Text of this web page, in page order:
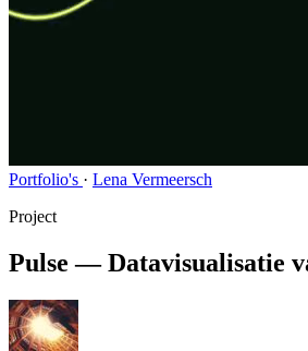
Portfolio's · Lena Vermeersch
Project
Pulse — Datavisualisatie